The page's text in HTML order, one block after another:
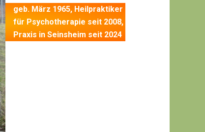
geb. März 1965, Heilpraktiker
für Psychotherapie seit 2008,
Praxis in Seinsheim seit 2024